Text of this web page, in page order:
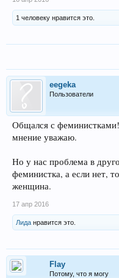
1 человеку нравится это.
eegeka
Пользователи
Общался с
мнение уважаю.
Но у нас проблема в
феминистка, а если нет,
женщина.
17 апр 2016
Лида нравится это.
Flay
Потому, что я могу